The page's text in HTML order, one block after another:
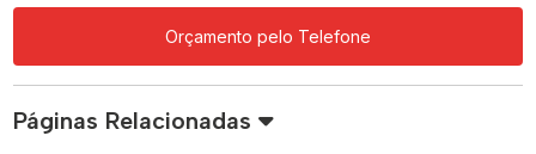
Orçamento pelo Telefone
Páginas Relacionadas